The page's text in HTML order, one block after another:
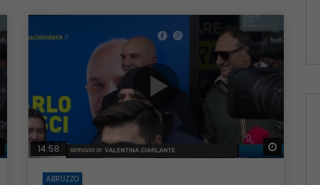
Guarda Dopo Guarda
14:58
ABRUZZO